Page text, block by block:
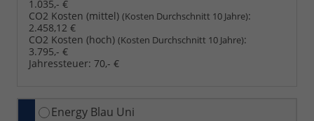
1.035,- €
CO2 Kosten (mittel) (Kosten Durchschnitt 10 Jahre):
2.458,12 €
CO2 Kosten (hoch) (Kosten Durchschnitt 10 Jahre):
3.795,- €
Jahressteuer: 70,- €
Energy Blau Uni